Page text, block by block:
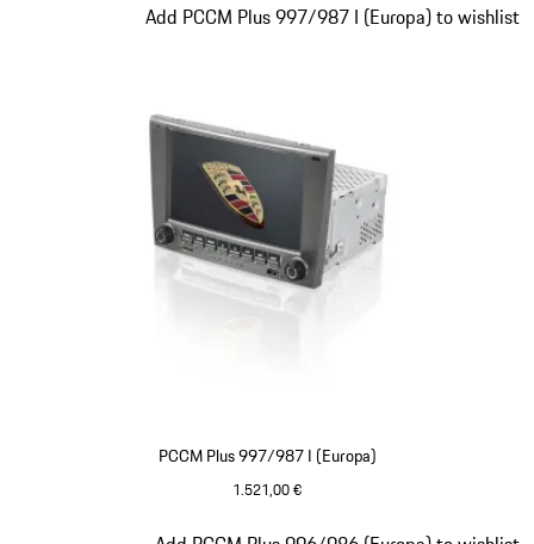
PCCM Plus 997/987 I (Europa)
1.521,00 €
Add PCCM Plus 997/987 I (Europa) to wishlist